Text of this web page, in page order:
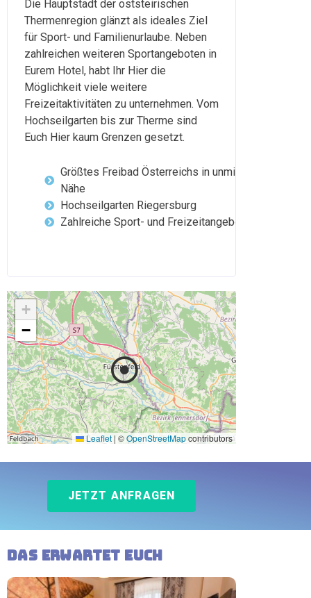
Die Hauptstadt der oststeirischen
Thermenregion glänzt als ideales Ziel
für Sport- und Familienurlaube. Neben
zahlreichen weiteren Sportangeboten in
Eurem Hotel, habt Ihr Hier die
Möglichkeit viele weitere
Freizeitaktivitäten zu unternehmen. Vom
Hochseilgarten bis zur Therme sind
Euch Hier kaum Grenzen gesetzt.
Größtes Freibad Österreichs in unmittelbarer
Nähe
Hochseilgarten Riegersburg
Zahlreiche Sport- und Freizeitangebote vor Ort
+
−
Leaflet | ©OpenStreetMapcontributors
JETZT ANFRAGEN
Das erwartet Euch